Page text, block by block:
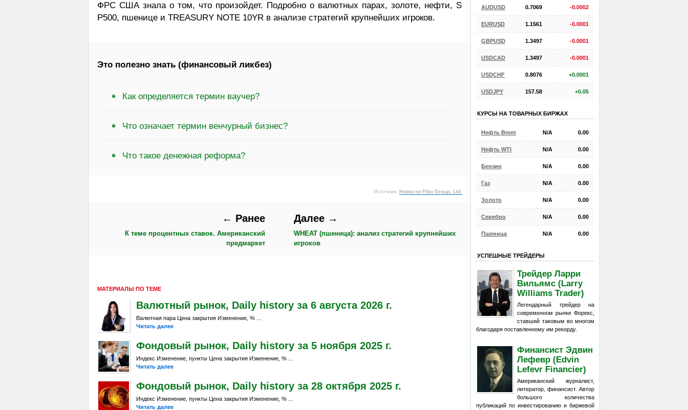
ФРС США знала о том, что произойдет. Подробно о валютных парах, золоте, нефти, S
P500, пшенице и TREASURY NOTE 10YR в анализе стратегий крупнейших игроков.
Это полезно знать (финансовый ликбез)
Как определяется термин ваучер?
Что означает термин венчурный бизнес?
Что такое денежная реформа?
Источник: Новости Fibo Group, Ltd.
← Ранее
К теме процентных ставок. Американский
предмаркет
Далее →
WHEAT (пшеница): анализ стратегий крупнейших
игроков
МАТЕРИАЛЫ ПО ТЕМЕ
Валютный рынок, Daily history за 6 августа 2026 г.
Валютная пара Цена закрытия Изменение, % ...
Читать далее
Фондовый рынок, Daily history за 5 ноября 2025 г.
Индекс Изменение, пункты Цена закрытия Изменение, % ...
Читать далее
Фондовый рынок, Daily history за 28 октября 2025 г.
Индекс Изменение, пункты Цена закрытия Изменение, % ...
Читать далее
AUDUSD 0.7069 -0.0002
EURUSD 1.1561 -0.0001
GBPUSD 1.3497 -0.0001
USDCAD 1.3497 -0.0001
USDCHF 0.8076 +0.0001
USDJPY 157.58 +0.05
КУРСЫ НА ТОВАРНЫХ БИРЖАХ
Нефть Brent N/A 0.00
Нефть WTI N/A 0.00
Бензин N/A 0.00
Газ N/A 0.00
Золото N/A 0.00
Серебро N/A 0.00
Пшеница N/A 0.00
УСПЕШНЫЕ ТРЕЙДЕРЫ
Трейдер Ларри
Вильямс (Larry
Williams Trader)
Легендарный трейдер на
современном рынке Форекс,
ставший таковым во многом
благодаря поставленному им рекорду.
Финансист Эдвин
Лефевр (Edvin
Lefevr Financier)
Американский журналист,
литератор, финансист. Автор
большого количества
публикаций по инвестированию и биржевой